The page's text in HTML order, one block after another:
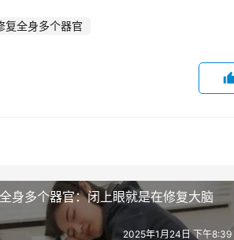
复全身多个器官
身多个器官：闭上眼就是在修复大脑
2025年1月24日 下午8:39